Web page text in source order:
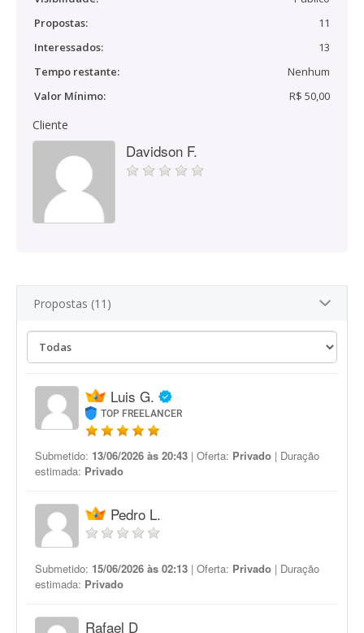
Propostas:
11
Interessados:
13
Tempo restante:
Nenhum
Valor Mínimo:
R$ 50,00
Cliente
Davidson F.
Propostas (11)
Luis G.
TOP FREELANCER
Submetido: 13/06/2026 às 20:43 | Oferta: Privado | Duração
estimada: Privado
Pedro L.
Submetido: 15/06/2026 às 02:13 | Oferta: Privado | Duração
estimada: Privado
Rafael D